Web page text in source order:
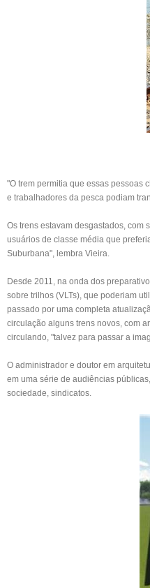
"O trem permitia que essas pessoas
e trabalhadores da pesca podiam
Os trens estavam desgastados, com
usuários de classe média que
Suburbana", lembra Vieira.
Desde 2011, na onda dos
sobre trilhos (VLTs), que poderiam
passado por uma completa
circulação alguns trens novos, com
circulando, "talvez para passar a
O administrador e doutor em
em uma série de audiências
sociedade, sindicatos.